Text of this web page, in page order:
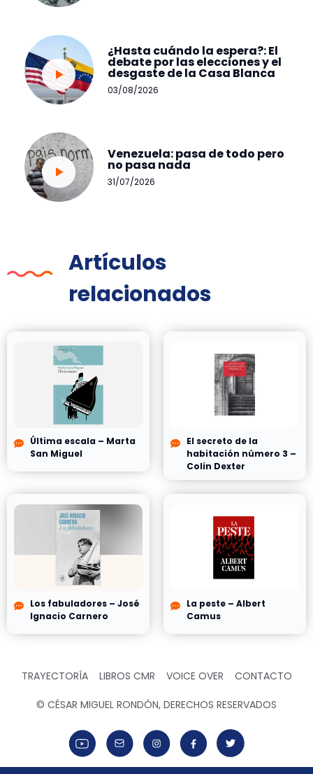
¿Hasta cuándo la espera?: El
debate por las elecciones y el
desgaste de la Casa Blanca
03/08/2026
Venezuela: pasa de todo pero
no pasa nada
31/07/2026
Artículos
relacionados
Última escala – Marta
San Miguel
El secreto de la
habitación número 3 –
Colin Dexter
Los fabuladores – José
Ignacio Carnero
La peste – Albert
Camus
TRAYECTORÍA LIBROS CMR VOICE OVER CONTACTO
© CÉSAR MIGUEL RONDÓN, DERECHOS RESERVADOS